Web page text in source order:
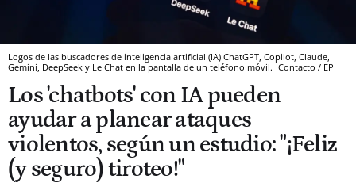
Logos de las buscadores de inteligencia artificial (IA) ChatGPT, Copilot, Claude,
Gemini, DeepSeek y Le Chat en la pantalla de un teléfono móvil. Contacto / EP
Los 'chatbots' con IA pueden
ayudar a planear ataques
violentos, según un estudio: "¡Feliz
(y seguro) tiroteo!"